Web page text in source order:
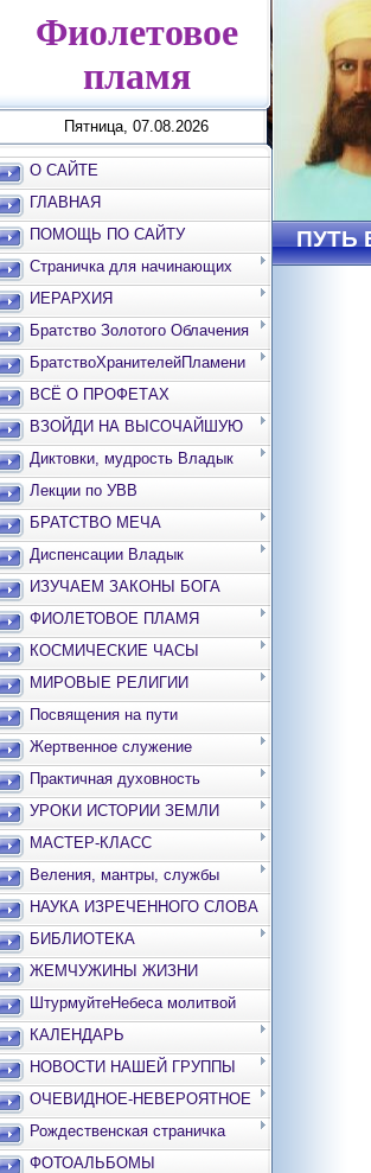
Фиолетовое
пламя
Пятница, 07.08.2026
О САЙТЕ
ГЛАВНАЯ
ПОМОЩЬ ПО САЙТУ
Страничка для начинающих
ИЕРАРХИЯ
Братство Золотого Облачения
БратствоХранителейПламени
ВСЁ О ПРОФЕТАХ
ВЗОЙДИ НА ВЫСОЧАЙШУЮ
ВЕРШИНУ
Диктовки, мудрость Владык
Лекции по УВВ
БРАТСТВО МЕЧА
Диспенсации Владык
ИЗУЧАЕМ ЗАКОНЫ БОГА
ФИОЛЕТОВОЕ ПЛАМЯ
КОСМИЧЕСКИЕ ЧАСЫ
МИРОВЫЕ РЕЛИГИИ
Посвящения на пути
Жертвенное служение
Практичная духовность
УРОКИ ИСТОРИИ ЗЕМЛИ
МАСТЕР-КЛАСС
Веления, мантры, службы
НАУКА ИЗРЕЧЕННОГО СЛОВА
БИБЛИОТЕКА
ЖЕМЧУЖИНЫ ЖИЗНИ
ШтурмуйтеНебеса молитвой
КАЛЕНДАРЬ
НОВОСТИ НАШЕЙ ГРУППЫ
ОЧЕВИДНОЕ-НЕВЕРОЯТНОЕ
Рождественская страничка
ФОТОАЛЬБОМЫ
ПУТЬ